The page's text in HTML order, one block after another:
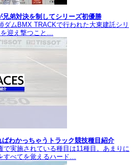
弟対決を制してシリーズ初優勝
ダムBMX TRACKで行われた大東建託シリ
を迎え撃つこと…
わかっちゃうトラック競技種目紹介
実施されている種目は11種目。あまりに
すべてを覚えるハード…